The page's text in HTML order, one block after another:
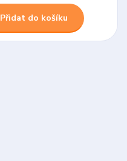
Přidat do košíku